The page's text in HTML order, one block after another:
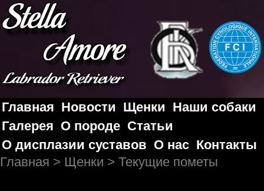
Главная Новости Щенки Наши собаки
Галерея О породе Статьи
О дисплазии суставов О нас Контакты
Главная > Щенки > Текущие пометы